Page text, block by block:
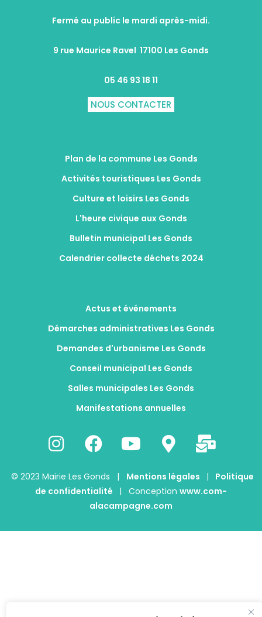
Fermé au public le mardi après-midi.
9 rue Maurice Ravel 17100 Les Gonds
05 46 93 18 11
NOUS CONTACTER
Plan de la commune Les Gonds
Activités touristiques Les Gonds
Culture et loisirs Les Gonds
L'heure civique aux Gonds
Bulletin municipal Les Gonds
Calendrier collecte déchets 2024
Actus et événements
Démarches administratives Les Gonds
Demandes d'urbanisme Les Gonds
Conseil municipal Les Gonds
Salles municipales Les Gonds
Manifestations annuelles
© 2023 Mairie Les Gonds | Mentions légales |
Politique
de confidentialité
| Conception www.com-
alacampagne.com